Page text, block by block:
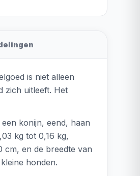
is niet alleen
zich uitleeft. Het
konijn, eend, haan
kg tot 0,16 kg,
cm, en de breedte van
honden.